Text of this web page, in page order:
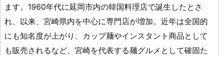
ます。1960年代に延岡市内の韓国料理店で誕生したとさ
れ、以来、宮崎県内を中心に専門店が増加。近年は全国的
にも知名度が上がり、カップ麺やインスタント商品として
も販売されるなど、宮崎を代表する麺グルメとして確固た